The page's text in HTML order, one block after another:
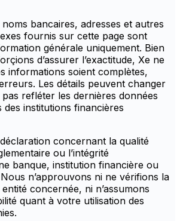
bancaires, adresses et autres
fournis sur cette page sont
générale uniquement. Bien
d’assurer l’exactitude, Xe ne
informations soient complètes,
Les détails peuvent changer
refléter les dernières données
des institutions financières
concernant la qualité
ou l’intégrité
banque, institution financière ou
n’approuvons ni ne vérifions la
entité concernée, ni n’assumons
quant à votre utilisation des